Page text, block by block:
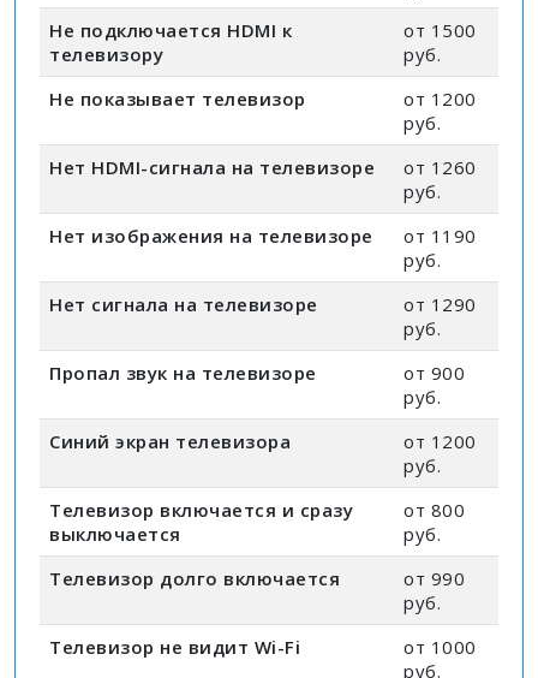
Не подключается HDMI к
телевизору
от 1500
руб.
Не показывает телевизор
от 1200
руб.
Нет HDMI-сигнала на телевизоре
от 1260
руб.
Нет изображения на телевизоре
от 1190
руб.
Нет сигнала на телевизоре
от 1290
руб.
Пропал звук на телевизоре
от 900
руб.
Синий экран телевизора
от 1200
руб.
Телевизор включается и сразу
выключается
от 800
руб.
Телевизор долго включается
от 990
руб.
Телевизор не видит Wi-Fi
от 1000
руб.